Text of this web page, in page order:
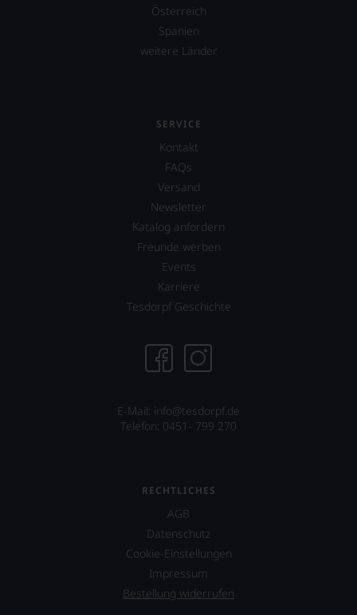
Österreich
Spanien
weitere Länder
SERVICE
Kontakt
FAQs
Versand
Newsletter
Katalog anfordern
Freunde werben
Events
Karriere
Tesdorpf Geschichte
E-Mail: info@tesdorpf.de
Telefon: 0451- 799 270
RECHTLICHES
AGB
Datenschutz
Cookie-Einstellungen
Impressum
Bestellung widerrufen